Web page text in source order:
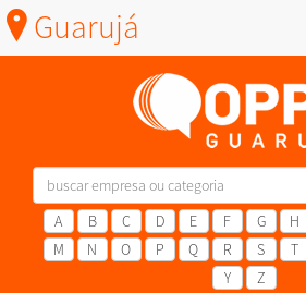
Guarujá
A B C D E F G H
M
N O P Q R S T
Y
Z